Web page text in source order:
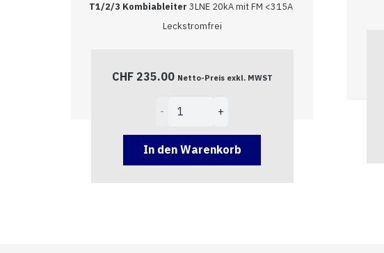
T1/2/3 Kombiableiter 3LNE 20kA mit FM <315A
Leckstromfrei
CHF235.00 Netto-Preis exkl. MWST
Überspannungsableiter
In den Warenkorb